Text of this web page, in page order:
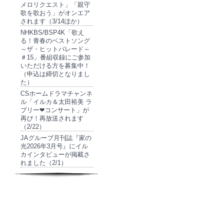
メロリクエスト」「親守
歌を歌おう」がオンエア
されます（3/14ほか）
NHKBS/BSP4K「歌え
る！青春のベストソング
～ザ・ヒットパレード～
＃15」番組収録にご参加
いただける方を募集中！
（申込は締切となりまし
た）
CSホームドラマチャンネ
ル「イルカ＆太田裕美 ラ
ブリー❤コンサート」が
再び！再放送されます
（2/22）
JAグループ月刊誌『家の
光2026年3月号』にイル
カインタビューが掲載さ
れました（2/1）